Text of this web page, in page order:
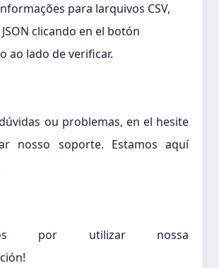
para larquivos CSV,
JSON clicando en el botón
ao lado de verificar.
ou problemas, en el hesite
nosso soporte. Estamos aquí
por utilizar nossa